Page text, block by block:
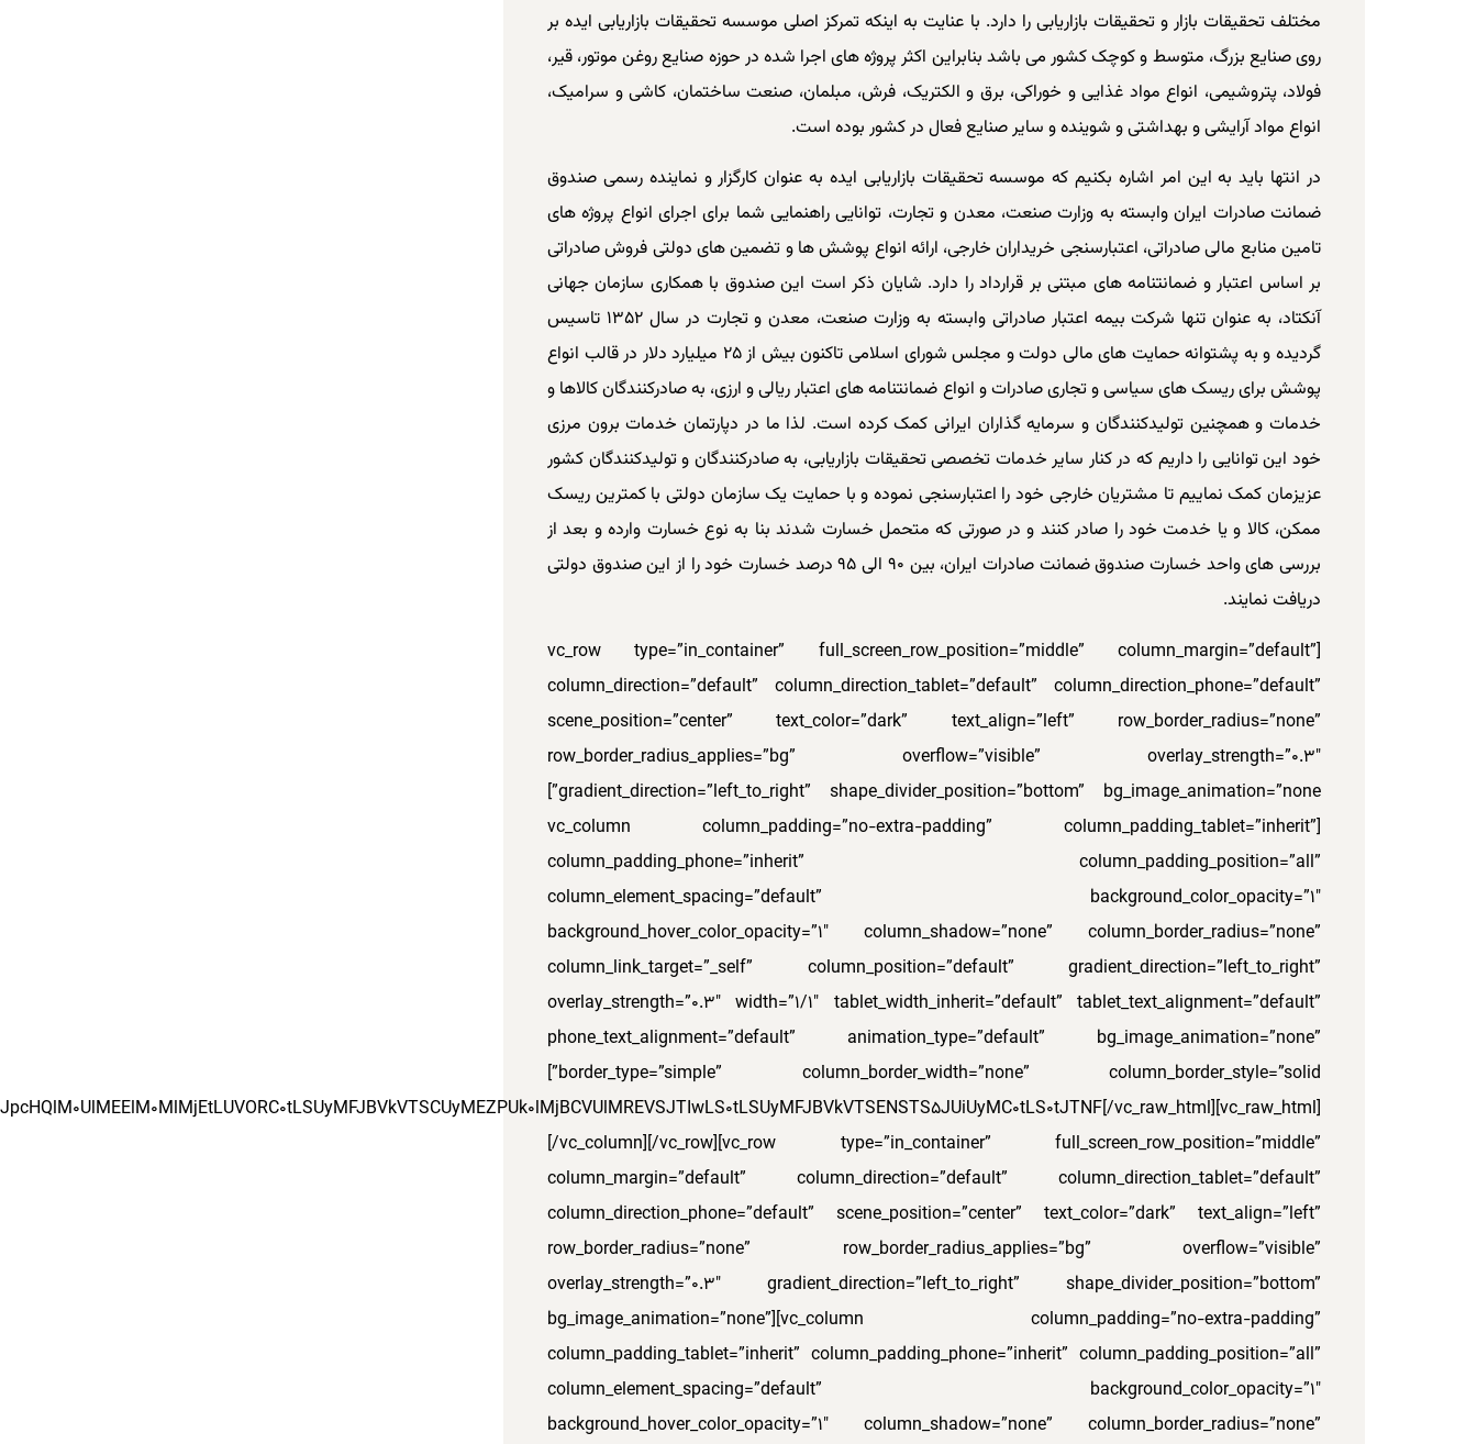
مختلف تحقیقات بازار و تحقیقات بازاریابی را دارد. با عنایت به اینکه تمرکز اصلی موسسه تحقیقات بازاریابی ایده بر
روی صنایع بزرگ، متوسط و کوچک کشور می باشد بنابراین اکثر پروژه های اجرا شده در حوزه صنایع روغن موتور، قیر،
فولاد، پتروشیمی، انواع مواد غذایی و خوراکی، برق و الکتریک، فرش، مبلمان، صنعت ساختمان، کاشی و سرامیک،
انواع مواد آرایشی و بهداشتی و شوینده و سایر صنایع فعال در کشور بوده است.
در انتها باید به این امر اشاره بکنیم که موسسه تحقیقات بازاریابی ایده به عنوان کارگزار و نماینده رسمی صندوق
ضمانت صادرات ایران وابسته به وزارت صنعت، معدن و تجارت، توانایی راهنمایی شما برای اجرای انواع پروژه های
تامین منابع مالی صادراتی، اعتبارسنجی خریداران خارجی، ارائه انواع پوشش ها و تضمین های دولتی فروش صادراتی
بر اساس اعتبار و ضمانتنامه های مبتنی بر قرارداد را دارد. شایان ذکر است این صندوق با همکاری سازمان جهانی
آنکتاد، به عنوان تنها شرکت بیمه اعتبار صادراتی وابسته به وزارت صنعت، معدن و تجارت در سال ۱۳۵۲ تاسیس
گردیده و به پشتوانه حمایت های مالی دولت و مجلس شورای اسلامی تاکنون بیش از ۲۵ میلیارد دلار در قالب انواع
پوشش برای ریسک های سیاسی و تجاری صادرات و انواع ضمانتنامه های اعتبار ریالی و ارزی، به صادرکنندگان کالاها و
خدمات و همچنین تولیدکنندگان و سرمایه گذاران ایرانی کمک کرده است. لذا ما در دپارتمان خدمات برون مرزی
خود این توانایی را داریم که در کنار سایر خدمات تخصصی تحقیقات بازاریابی، به صادرکنندگان و تولیدکنندگان کشور
عزیزمان کمک نماییم تا مشتریان خارجی خود را اعتبارسنجی نموده و با حمایت یک سازمان دولتی با کمترین ریسک
ممکن، کالا و یا خدمت خود را صادر کنند و در صورتی که متحمل خسارت شدند بنا به نوع خسارت وارده و بعد از
بررسی های واحد خسارت صندوق ضمانت صادرات ایران، بین ۹۰ الی ۹۵ درصد خسارت خود را از این صندوق دولتی
دریافت نمایند.
[vc_row type=”in_container” full_screen_row_position=”middle” column_margin=”default”
column_direction=”default” column_direction_tablet=”default” column_direction_phone=”default”
scene_position=”center” text_color=”dark” text_align=”left” row_border_radius=”none”
row_border_radius_applies=”bg” overflow=”visible” overlay_strength=”0.3″
gradient_direction=”left_to_right” shape_divider_position=”bottom” bg_image_animation=”none”]
[vc_column column_padding=”no-extra-padding” column_padding_tablet=”inherit”
column_padding_phone=”inherit” column_padding_position=”all”
column_element_spacing=”default” background_color_opacity=”1″
background_hover_color_opacity=”1″ column_shadow=”none” column_border_radius=”none”
column_link_target=”_self” column_position=”default” gradient_direction=”left_to_right”
overlay_strength=”0.3″ width=”1/1″ tablet_width_inherit=”default” tablet_text_alignment=”default”
phone_text_alignment=”default” animation_type=”default” bg_image_animation=”none”
border_type=”simple” column_border_width=”none” column_border_style=”solid”]
vc_raw_html]
[/vc_column][/vc_row][vc_row type=”in_container” full_screen_row_position=”middle”
column_margin=”default” column_direction=”default” column_direction_tablet=”default”
column_direction_phone=”default” scene_position=”center” text_color=”dark” text_align=”left”
row_border_radius=”none” row_border_radius_applies=”bg” overflow=”visible”
overlay_strength=”0.3″ gradient_direction=”left_to_right” shape_divider_position=”bottom”
bg_image_animation=”none”][vc_column column_padding=”no-extra-padding”
column_padding_tablet=”inherit” column_padding_phone=”inherit” column_padding_position=”all”
column_element_spacing=”default” background_color_opacity=”1″
background_hover_color_opacity=”1″ column_shadow=”none” column_border_radius=”none”